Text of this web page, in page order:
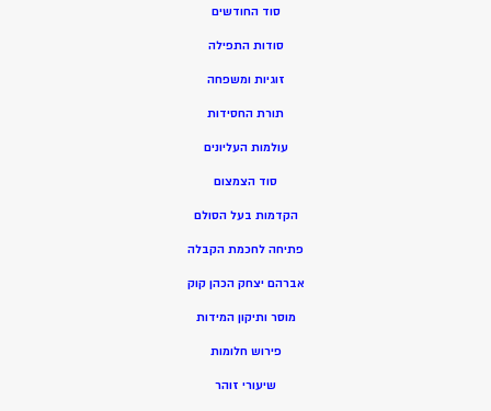
סוד החודשים
סודות התפילה
זוגיות ומשפחה
תורת החסידות
עולמות העליונים
סוד הצמצום
הקדמות בעל הסולם
פתיחה לחכמת הקבלה
אברהם יצחק הכהן קוק
מוסר ותיקון המידות
פירוש חלומות
שיעורי זוהר